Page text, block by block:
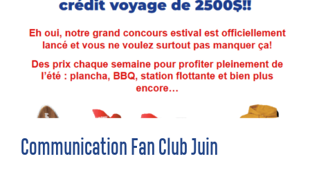
Communication Fan Club Juin